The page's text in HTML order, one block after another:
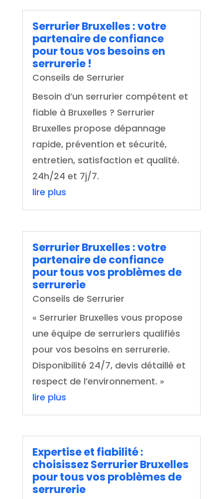
Serrurier Bruxelles : votre
partenaire de confiance
pour tous vos besoins en
serrurerie !
Conseils de Serrurier
Besoin d’un serrurier compétent et
fiable à Bruxelles ? Serrurier
Bruxelles propose dépannage
rapide, prévention et sécurité,
entretien, satisfaction et qualité.
24h/24 et 7j/7.
lire plus
Serrurier Bruxelles : votre
partenaire de confiance
pour tous vos problèmes de
serrurerie
Conseils de Serrurier
« Serrurier Bruxelles vous propose
une équipe de serruriers qualifiés
pour vos besoins en serrurerie.
Disponibilité 24/7, devis détaillé et
respect de l’environnement. »
lire plus
Expertise et fiabilité :
choisissez Serrurier Bruxelles
pour tous vos problèmes de
serrurerie